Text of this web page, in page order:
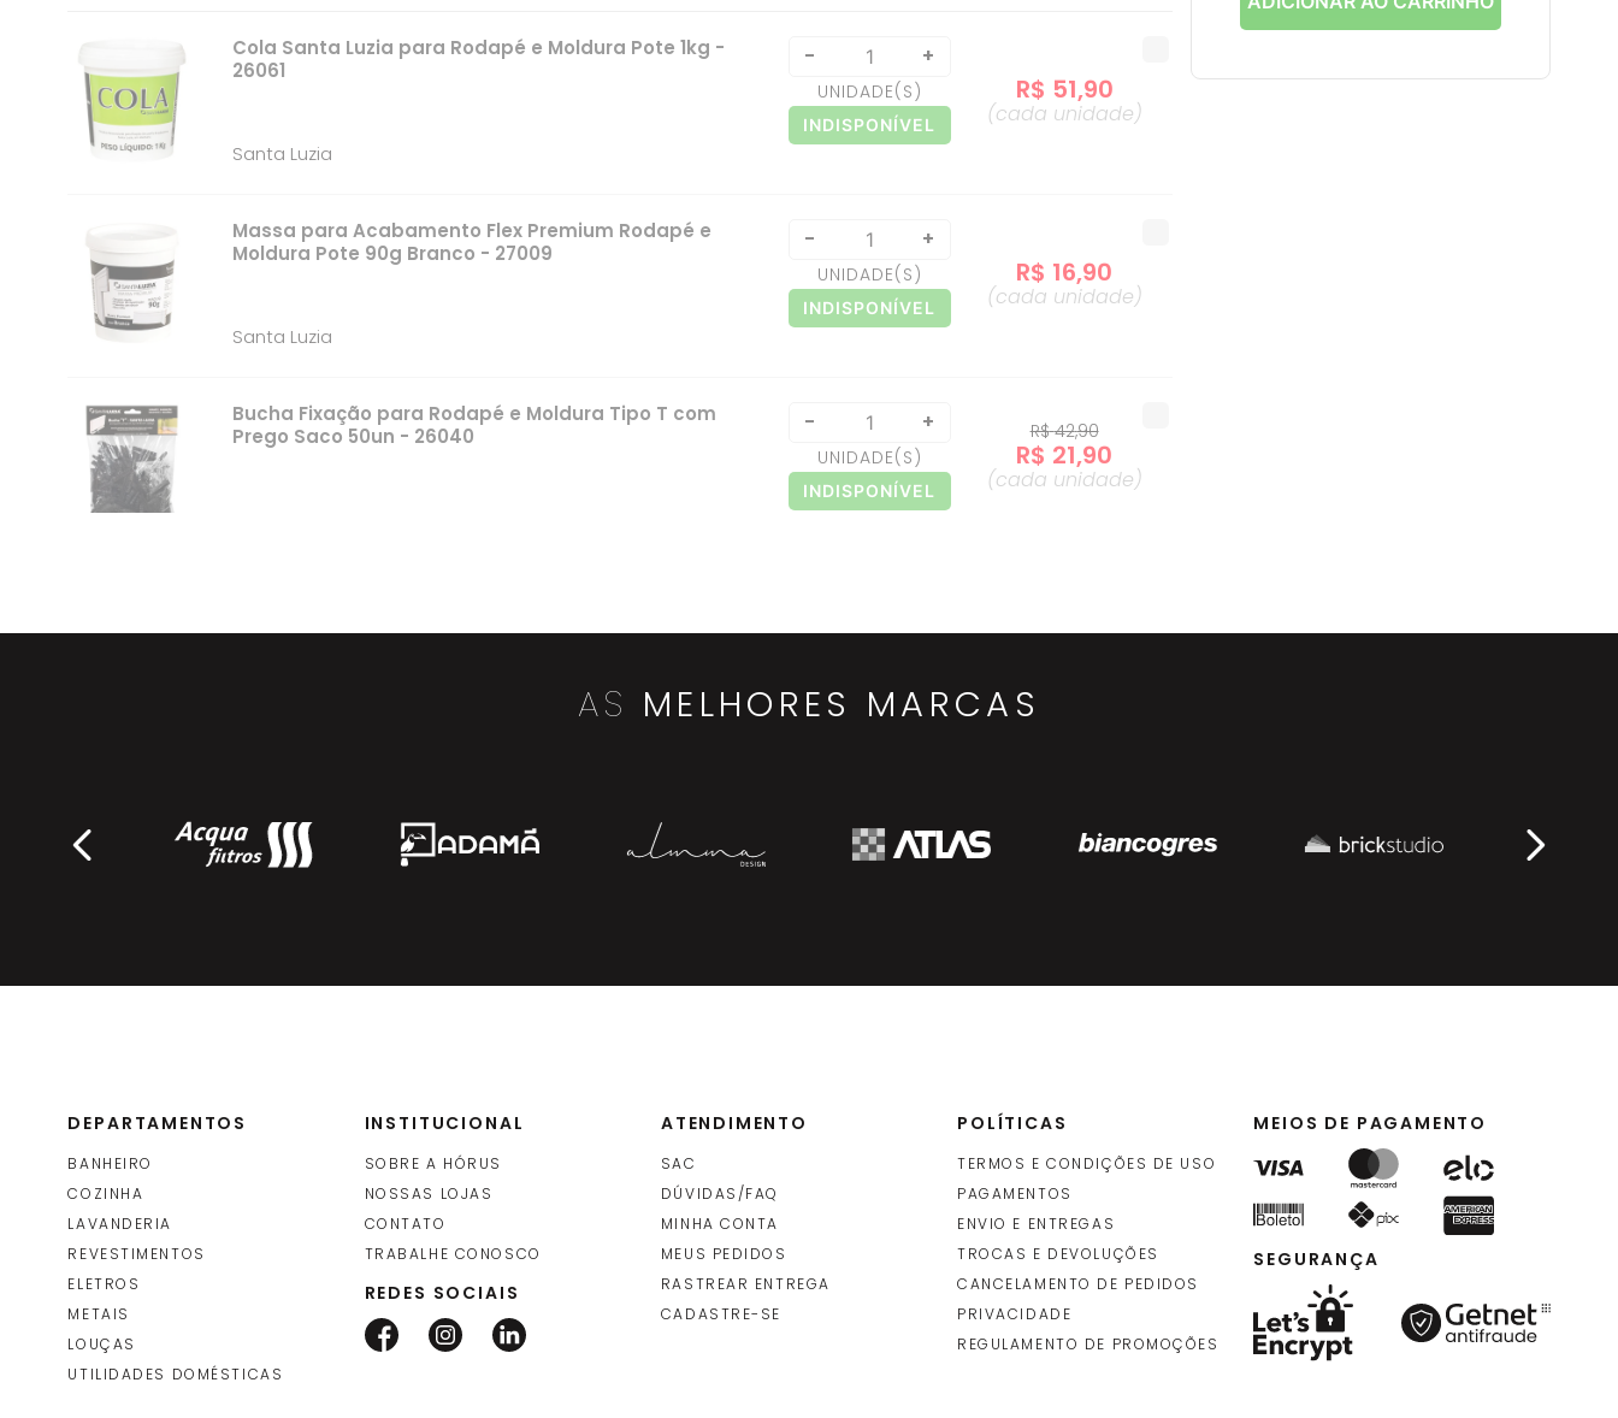
Cola Santa Luzia para Rodapé e Moldura Pote 1kg -
26061
Santa Luzia
- +
UNIDADE(S)
INDISPONÍVEL
R$ 51,90
(cada unidade)
Massa para Acabamento Flex Premium Rodapé e
Moldura Pote 90g Branco - 27009
Santa Luzia
- +
UNIDADE(S)
INDISPONÍVEL
R$ 16,90
(cada unidade)
Bucha Fixação para Rodapé e Moldura Tipo T com
Prego Saco 50un - 26040
- +
UNIDADE(S)
INDISPONÍVEL
R$ 42,90
R$ 21,90
(cada unidade)
UNIDADE(S) R$30,90
AS MELHORES MARCAS
DEPARTAMENTOS
BANHEIRO
COZINHA
LAVANDERIA
REVESTIMENTOS
ELETROS
METAIS
LOUÇAS
UTILIDADES DOMÉSTICAS
INSTITUCIONAL
SOBRE A HÓRUS
NOSSAS LOJAS
CONTATO
TRABALHE CONOSCO
REDES SOCIAIS
ATENDIMENTO
SAC
DÚVIDAS/FAQ
MINHA CONTA
MEUS PEDIDOS
RASTREAR ENTREGA
CADASTRE-SE
POLÍTICAS
TERMOS E CONDIÇÕES DE USO
PAGAMENTOS
ENVIO E ENTREGAS
TROCAS E DEVOLUÇÕES
CANCELAMENTO DE PEDIDOS
PRIVACIDADE
REGULAMENTO DE PROMOÇÕES
MEIOS DE PAGAMENTO
SEGURANÇA